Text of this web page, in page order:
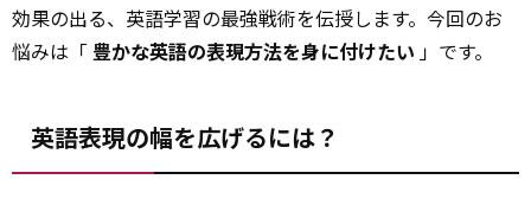
効果の出る、英語学習の最強戦術を伝授します。今回のお
悩みは「 豊かな英語の表現方法を身に付けたい 」です。
英語表現の幅を広げるには？